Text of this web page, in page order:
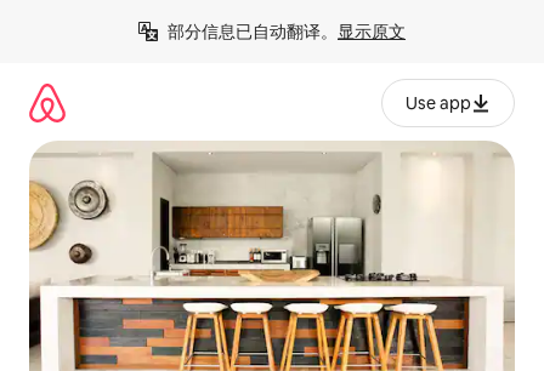
部分信息已自动翻译。 显示原文
Use app